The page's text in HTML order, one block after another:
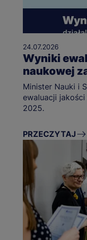
24.07.2026
Wyniki
naukowej
Minister Nauki i
ewaluacji
2025.
PRZECZYTAJ